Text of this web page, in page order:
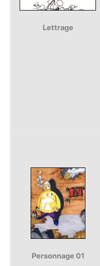
Lettrage
Personnage 01